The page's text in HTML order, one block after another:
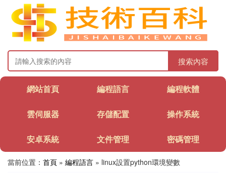
搜索內容
網站首頁 編程語言 編程軟體
雲伺服器 存儲配置 操作系統
安卓系統 文件管理 密碼管理
當前位置： 首頁 » 編程語言 » linux設置python環境變數